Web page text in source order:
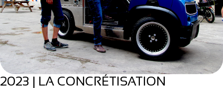
2023 | LA CONCRÉTISATION